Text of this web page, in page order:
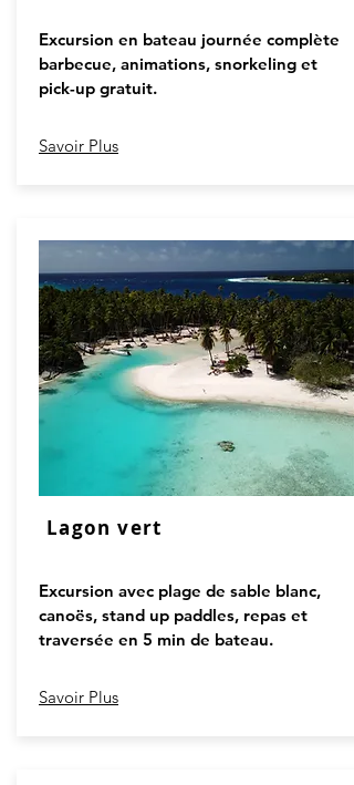
Excursion en bateau journée complète
barbecue, animations, snorkeling et
pick-up gratuit.
Savoir Plus
Lagon vert
Excursion avec plage de sable blanc,
canoës, stand up paddles, repas et
traversée en 5 min de bateau.
Savoir Plus